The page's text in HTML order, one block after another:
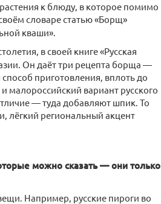
к блюду, в которое помимо
словаре статью «Борщ»
кваши».
в своей книге «Русская
Он даёт три рецепта борща —
приготовления, вплоть до
малороссийский вариант русского
— туда добавляют шпик. То
лёгкий региональный акцент
можно сказать — они только
Например, русские пироги во